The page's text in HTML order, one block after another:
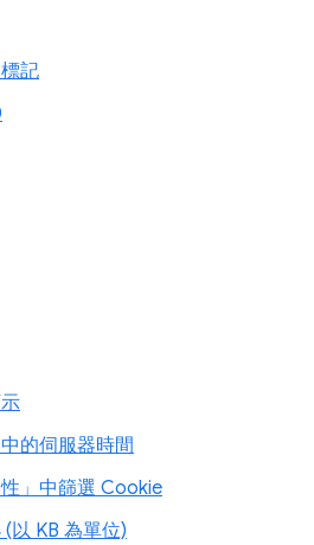
記
的伺服器時間
」中篩選 Cookie
以 KB 為單位)